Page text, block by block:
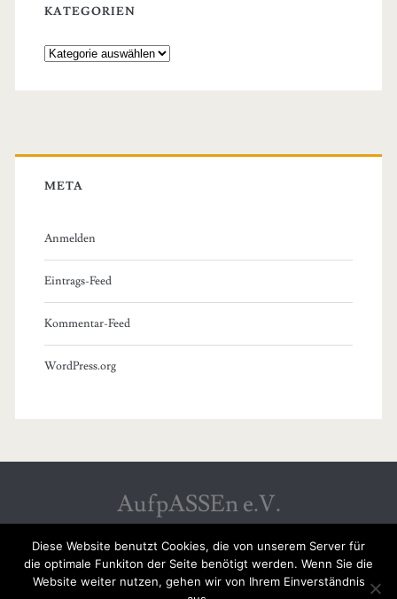
KATEGORIEN
Kategorien
META
Anmelden
Eintrags-Feed
Kommentar-Feed
WordPress.org
AufpASSEn e.V.
SPENDENKONTO: GLS GEMEINSCHAFTSBANK
Diese Website benutzt Cookies, die von unserem Server für
die optimale Funkiton der Seite benötigt werden. Wenn Sie die
Website weiter nutzen, gehen wir von Ihrem Einverständnis